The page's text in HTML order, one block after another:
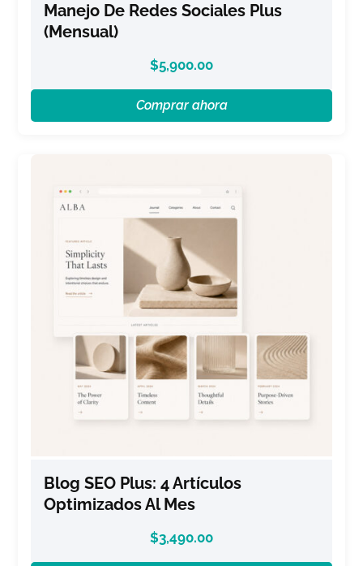
Manejo De Redes Sociales Plus
(Mensual)
$5,900.00
Comprar ahora
Blog SEO Plus: 4 Artículos
Optimizados Al Mes
$3,490.00